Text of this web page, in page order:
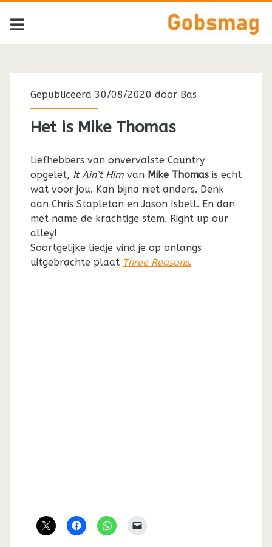
Gepubliceerd 30/08/2020 door Bas
Het is Mike Thomas
Liefhebbers van onvervalste Country
opgelet, It Ain’t Himvan Mike Thomasis echt
wat voor jou. Kan bijna niet anders. Denk
aan Chris Stapleton en Jason Isbell. En dan
met name de krachtige stem. Right up our
alley!
Soortgelijke liedje vind je op onlangs
uitgebrachte plaat Three Reasons.